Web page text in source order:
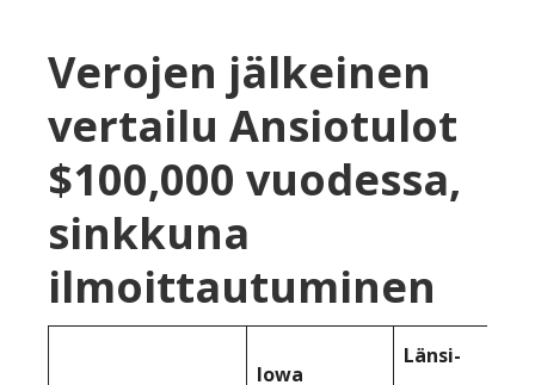
Verojen jälkeinen
vertailu Ansiotulot
$100,000 vuodessa,
sinkkuna
ilmoittautuminen
Iowa
Länsi-